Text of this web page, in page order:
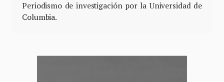
Periodismo de investigación por la Universidad de
Columbia.